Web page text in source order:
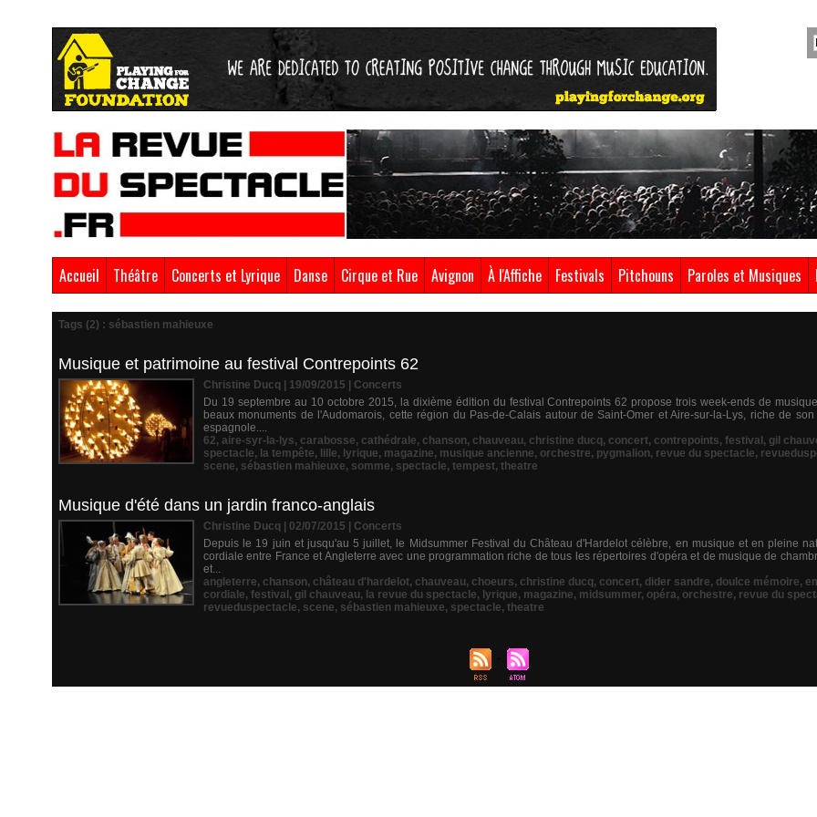
Accueil Théâtre Concerts et Lyrique Danse Cirque et Rue Avignon À l'Affiche Festivals Pitchouns Paroles et Musiques
Tags (2) : sébastien mahieuxe
Musique et patrimoine au festival Contrepoints 62
Christine Ducq | 19/09/2015
Concerts
Du 19 septembre au 10 octobre 2015, la dixième édition du festival Contrepoints 62 propose trois week-ends de
beaux monuments de l'Audomarois, cette région du Pas-de-Calais autour de Saint-Omer et Aire-sur-la-Lys, riche de
espagnole....
62, aire-syr-la-lys, carabosse, cathédrale, chanson, chauveau, christine ducq, concert, contrepoints, festival , gil
spectacle, la tempête, lille, lyrique, magazine, musique ancienne, orchestre, pygmalion, revue du spectacle,
scene, sébastien mahieuxe, somme, spectacle, tempest, theatre
Musique d'été dans un jardin franco-anglais
Christine Ducq | 02/07/2015
Concerts
Depuis le 19 juin et jusqu'au 5 juillet, le Midsummer Festival du Château d'Hardelot célèbre, en musique et en pleine
cordiale entre France et Angleterre avec une programmation riche de tous les répertoires d'opéra et de musique de
et...
angleterre, chanson, château d'hardelot, chauveau, choeurs, christine ducq, concert, dider sandre, doulce mémoire,
cordiale, festival , gil chauveau, la revue du spectacle, lyrique, magazine, midsummer, opéra, orchestre, revue du
revueduspectacle, scene, sébastien mahieuxe, spectacle, theatre